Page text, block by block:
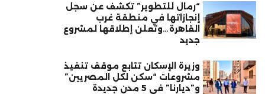
“رمال للتطوير” تكشف عن سجل
إنجازاتها في منطقة غرب
القاهرة…وتعلن إطلاقها لمشروع
جديد
وزيرة الإسكان تتابع موقف تنفيذ
مشروعات “سكن لكل المصريين”
و”ديارنا” في 5 مدن جديدة